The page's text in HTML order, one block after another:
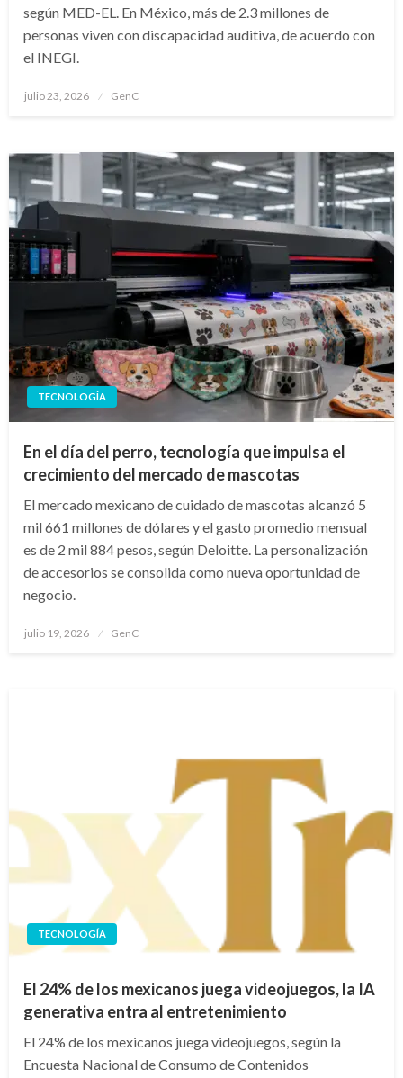
según MED-EL. En México, más de 2.3 millones de
personas viven con discapacidad auditiva, de acuerdo con
el INEGI.
Publicado
julio 23, 2026 GenC
TECNOLOGÍA
En el día del perro, tecnología que impulsa el
crecimiento del mercado de mascotas
El mercado mexicano de cuidado de mascotas alcanzó 5
mil 661 millones de dólares y el gasto promedio mensual
es de 2 mil 884 pesos, según Deloitte. La personalización
de accesorios se consolida como nueva oportunidad de
negocio.
Publicado
julio 19, 2026 GenC
TECNOLOGÍA
El 24% de los mexicanos juega videojuegos, la IA
generativa entra al entretenimiento
El 24% de los mexicanos juega videojuegos, según la
Encuesta Nacional de Consumo de Contenidos